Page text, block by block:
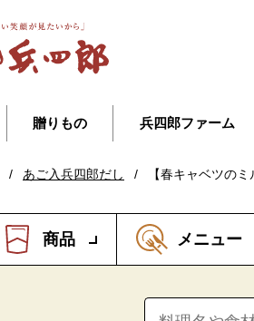
贈りもの 兵四郎ファーム
/ あご入兵四郎だし / 【春キャベツの
商品 メニュー